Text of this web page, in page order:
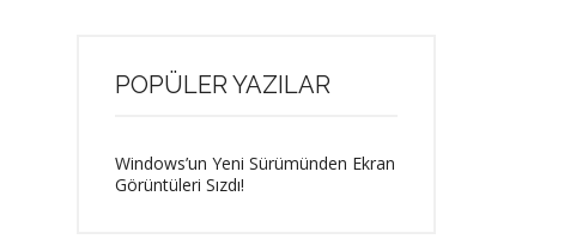
POPÜLER YAZILAR
Windows’un Yeni Sürümünden Ekran
Görüntüleri Sızdı!